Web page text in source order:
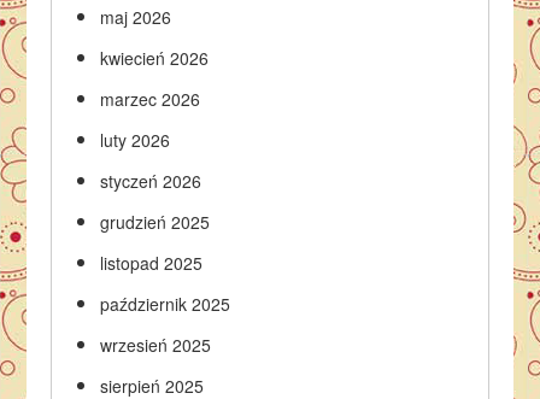
maj 2026
kwiecień 2026
marzec 2026
luty 2026
styczeń 2026
grudzień 2025
listopad 2025
październik 2025
wrzesień 2025
sierpień 2025